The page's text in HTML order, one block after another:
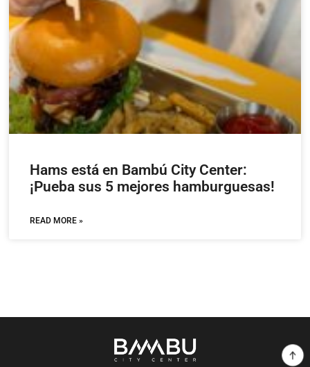
Hams está en Bambú City Center:
¡Pueba sus 5 mejores hamburguesas!
READ MORE »